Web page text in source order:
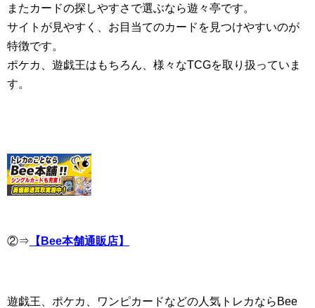
またカードの探しやすさで選ぶなら遊々亭です。
サイトが見やすく、お目当てのカードを見つけやすいのが
特徴です。
ポケカ、遊戯王はもちろん、様々なTCGを取り扱っていま
す。
②⇒ 【Bee本舗通販店】
遊戯王、ポケカ、ワンピカードなどの人気トレカならBee